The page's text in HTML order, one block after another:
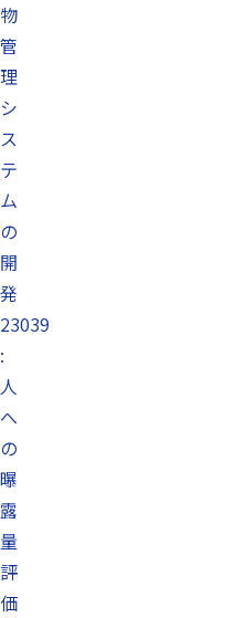
物
管
理
シ
ス
テ
ム
の
開
発
23039
:
人
へ
の
曝
露
量
評
価